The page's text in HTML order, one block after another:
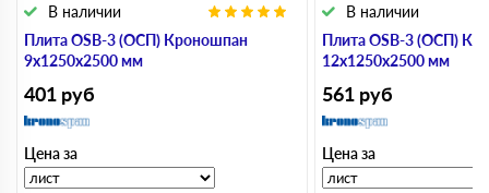
Плита OSB-3 (ОСП) Кроношпан
9х1250х2500 мм
В наличии
401 руб
Цена за
Плита OSB-3 (ОСП)
12х1250х2500 мм
В наличии
561 руб
Цена за